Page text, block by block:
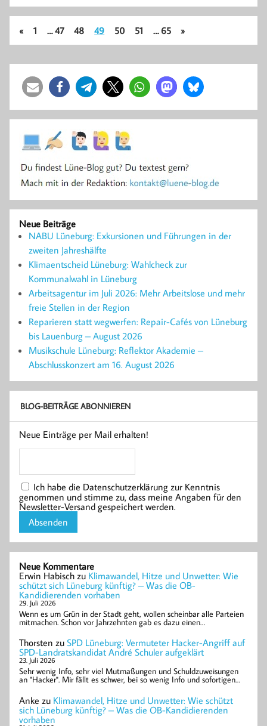
« 1 … 47 48 49 50 51 … 65 »
Neue Beiträge
NABU Lüneburg: Exkursionen und Führungen in der
zweiten Jahreshälfte
Klimaentscheid Lüneburg: Wahlcheck zur
Kommunalwahl in Lüneburg
Arbeitsagentur im Juli 2026: Mehr Arbeitslose und mehr
freie Stellen in der Region
Reparieren statt wegwerfen: Repair-Cafés von Lüneburg
bis Lauenburg – August 2026
Musikschule Lüneburg: Reflektor Akademie –
Abschlusskonzert am 16. August 2026
BLOG-BEITRÄGE ABONNIEREN
Neue Einträge per Mail erhalten!
Ich habe die Datenschutzerklärung zur Kenntnis
genommen und stimme zu, dass meine Angaben für den
Newsletter-Versand gespeichert werden.
Neue Kommentare
Erwin Habisch zu Klimawandel, Hitze und Unwetter: Wie
schützt sich Lüneburg künftig? – Was die OB-
Kandidierenden vorhaben
29. Juli 2026
Wenn es um Grün in der Stadt geht, wollen scheinbar alle Parteien
mitmachen. Schon vor Jahrzehnten gab es dazu einen…
Thorsten zu SPD Lüneburg: Vermuteter Hacker-Angriff auf
SPD-Landratskandidat André Schuler aufgeklärt
23. Juli 2026
Sehr wenig Info, sehr viel Mutmaßungen und Schuldzuweisungen
an "Hacker". Mir fällt es schwer, bei so wenig Info und sofortigen…
Anke zu Klimawandel, Hitze und Unwetter: Wie schützt
sich Lüneburg künftig? – Was die OB-Kandidierenden
vorhaben